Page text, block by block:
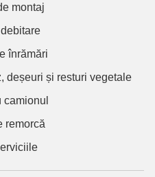
montaj
înrămări
deșeuri și resturi vegetale
camionul
remorcă